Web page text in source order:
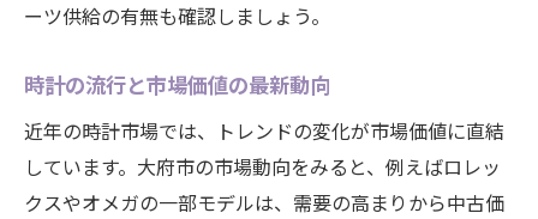
ーツ供給の有無も確認しましょう。
時計の流行と市場価値の最新動向
近年の時計市場では、トレンドの変化が市場価値に直結
しています。大府市の市場動向をみると、例えばロレッ
クスやオメガの一部モデルは、需要の高まりから中古価